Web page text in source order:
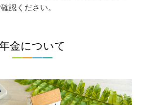
認ください。
金について